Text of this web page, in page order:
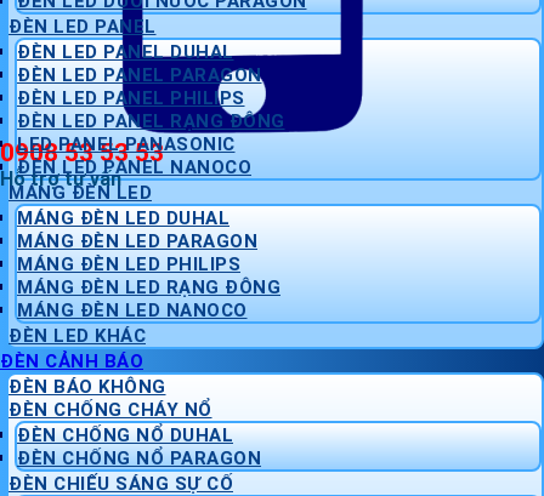
0908 53 53 53
Hỗ trợ tư vấn
ĐÈN LED PANEL
ĐÈN LED PANEL DUHAL
ĐÈN LED PANEL PARAGON
ĐÈN LED PANEL PHILIPS
ĐÈN LED PANEL RẠNG ĐÔNG
LED PANEL PANASONIC
ĐÈN LED PANEL NANOCO
MÁNG ĐÈN LED
MÁNG ĐÈN LED DUHAL
MÁNG ĐÈN LED PARAGON
MÁNG ĐÈN LED PHILIPS
MÁNG ĐÈN LED RẠNG ĐÔNG
MÁNG ĐÈN LED NANOCO
ĐÈN LED KHÁC
ĐÈN CẢNH BÁO
ĐÈN BÁO KHÔNG
ĐÈN CHỐNG CHÁY NỔ
ĐÈN CHỐNG NỔ DUHAL
ĐÈN CHỐNG NỔ PARAGON
ĐÈN CHIẾU SÁNG SỰ CỐ